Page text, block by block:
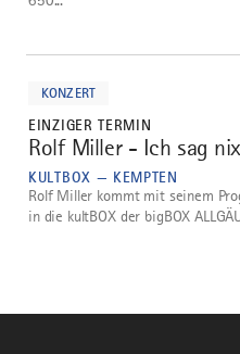
KONZERT
EINZIGER TERMIN
5
Rolf Miller - Ich sag nix
KULTBOX — KEMPTEN
Rolf Miller kommt mit seinem
in die kultBOX der bigBOX